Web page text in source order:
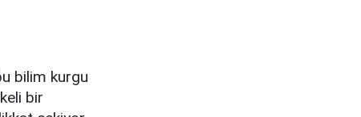
bilim kurgu
bir